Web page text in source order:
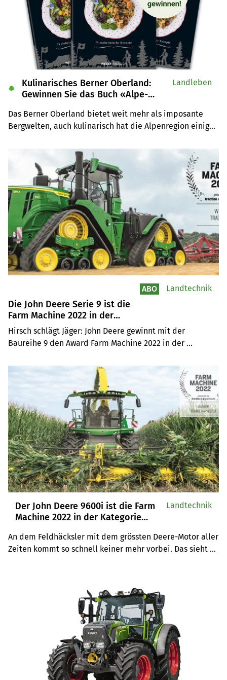
Kulinarisches Berner Oberland:
Gewinnen Sie das Buch «Alpe-
Das Berner Oberland bietet weit mehr als imposante
Bergwelten, auch kulinarisch hat die Alpenregion einiges
«Alpe-Chuchi – Berner Oberland» vom Weber Verlag.
✹
Landleben
Die John Deere Serie 9 ist die
Farm Machine 2022 in der
Kategorie Traktor XXL
Hirsch schlägt Jäger: John Deere gewinnt mit der
Baureihe 9 den Award Farm Machine 2022 in der
Konnektivität, Komfort und Leistung.
ABO Landtechnik
Der John Deere 9600i ist die Farm
Machine 2022 in der Kategorie
An dem Feldhäcksler mit dem grössten Deere-Motor aller
Zeiten kommt so schnell keiner mehr vorbei. Das sieht
Landtechnik